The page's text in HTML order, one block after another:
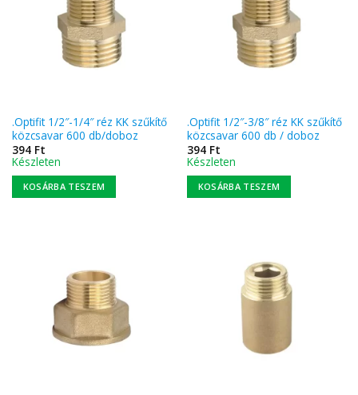
.Optifit 1/2″-1/4″ réz KK szűkítő
közcsavar 600 db/doboz
394 Ft
Készleten
KOSÁRBA TESZEM
.Optifit 1/2″-3/8″ réz KK szűkítő
közcsavar 600 db / doboz
394 Ft
Készleten
KOSÁRBA TESZEM